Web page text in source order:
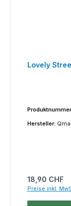
Lovely
Hersteller:
Regulärer
18,90 CHF
Preise inkl.